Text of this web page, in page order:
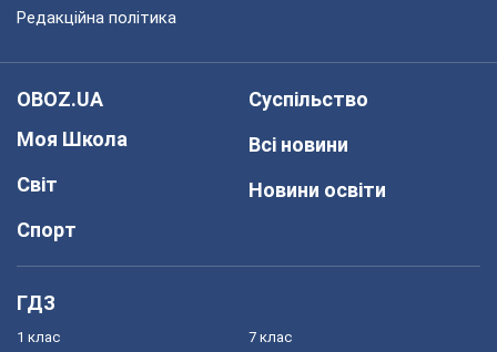
Редакційна політика
OBOZ.UA
Моя Школа
Світ
Спорт
Суспільство
Всі новини
Новини освіти
ГДЗ
1 клас 7 клас